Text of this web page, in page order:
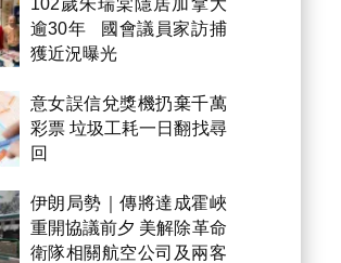
102歲朱瑞棠隱居加拿大
逾30年 國會議員家訪捕
獲近況曝光
意女誤信兌獎機扔棄千萬
彩票 垃圾工耗一日翻找尋
回
伊朗局勢｜傳將達成霍峽
重開協議前夕 美解除革命
衛隊相關航空公司及兩客